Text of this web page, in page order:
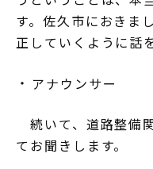
す。佐久市におきま
正していくように話
アナウンサー
続いて、道路整備
てお聞きします。